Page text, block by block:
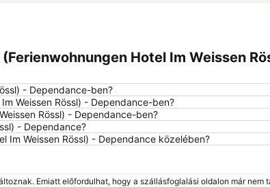
Hotel Im Weissen
- Dependance-ben?
Weissen Rössl) - Dependance-ben?
Rössl) - Dependance-ben?
- Dependance?
Im Weissen Rössl) - Dependance közelében?
Emiatt előfordulhat, hogy a szállásfoglalási oldalon már nem